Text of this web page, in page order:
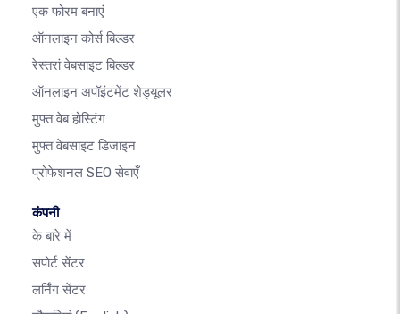
एक फोरम बनाएं
ऑनलाइन कोर्स बिल्डर
रेस्तरां वेबसाइट बिल्डर
ऑनलाइन अपॉइंटमेंट शेड्यूलर
मुफ्त वेब होस्टिंग
मुफ्त वेबसाइट डिजाइन
प्रोफेशनल SEO सेवाएँ
कंपनी
के बारे में
सपोर्ट सेंटर
लर्निंग सेंटर